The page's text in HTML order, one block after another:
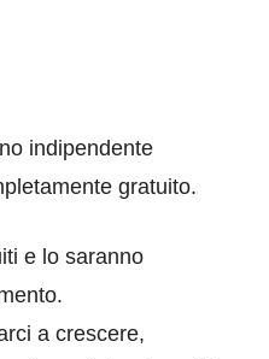
indipendente
gratuito.
e lo saranno
a crescere,